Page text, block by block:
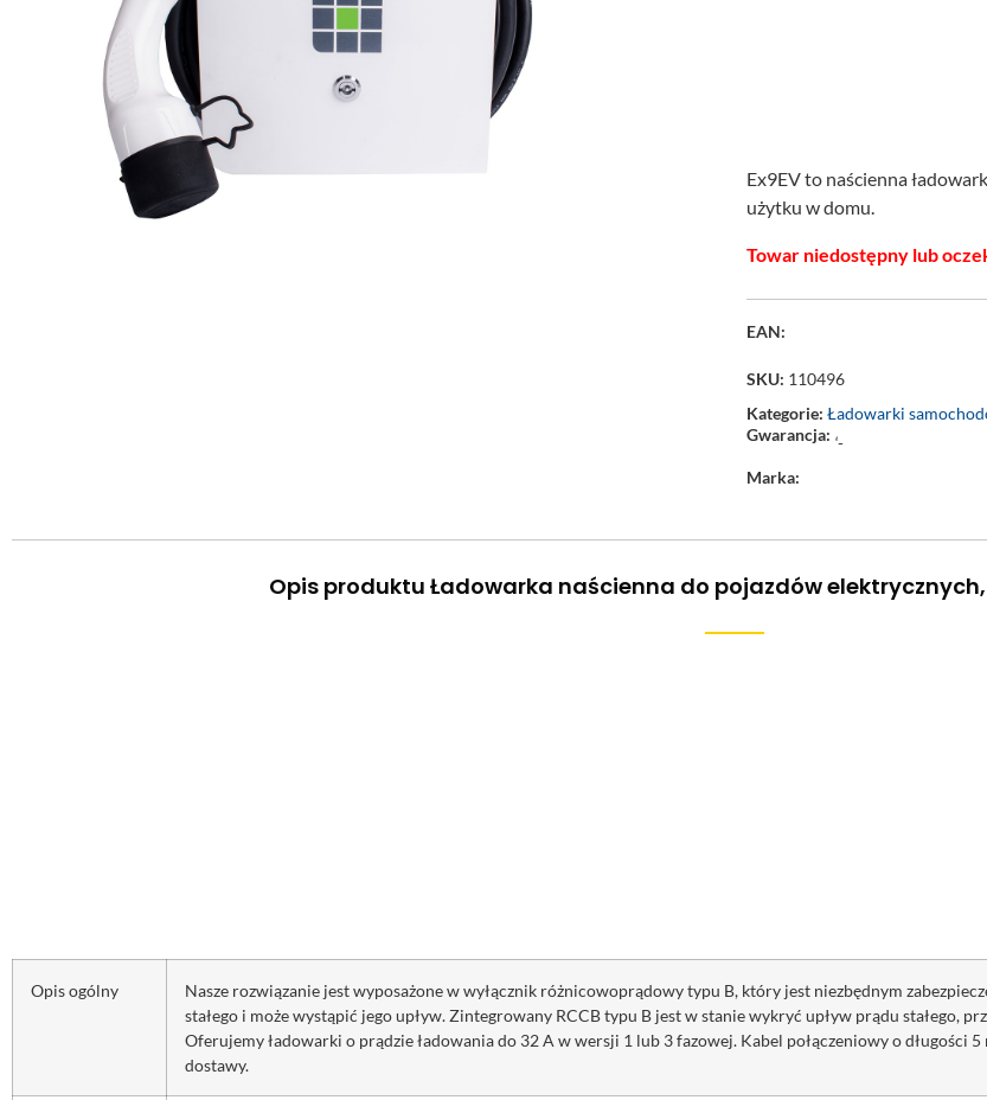
Ex9EV to naścienna
użytku w domu.
Towar niedostępny lub
EAN:
SKU: 110496
Kategorie:Ładowarki
Gwarancja: ‘-
Marka:
Opis produktu Ładowarka naścienna do pojazdów elektrycznych,
Opis ogólny
Nasze rozwiązanie jest wyposażone w wyłącznik różnicowoprądowy typu B, który jest niezbędnym
stałego i może wystąpić jego upływ. Zintegrowany RCCB typu B jest w stanie wykryć upływ prądu stałego,
Oferujemy ładowarki o prądzie ładowania do 32 A w wersji 1 lub 3 fazowej. Kabel połączeniowy o długości
dostawy.